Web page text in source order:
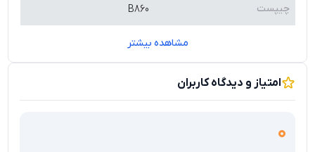
پشتیبانی از
چهار اسلات حافظه DDR5
گیگابایتو فرکانس تا8666MT/sدر حالت اورکلاک است. این
Intel XMP وASUS AEMP III
می کند که تنظیم و دستیابی به سرعت های بالاتر حافظه را
بسیار ساده تر می سازد. این ویژگی برای گیمرها ، تولیدکنندگان
محتوا و کاربران حرفه ای که به پهنای باند بالای حافظه نیاز دارند
چیپست B860
مشاهده بیشتر
امتیاز و دیدگاه کاربران
0